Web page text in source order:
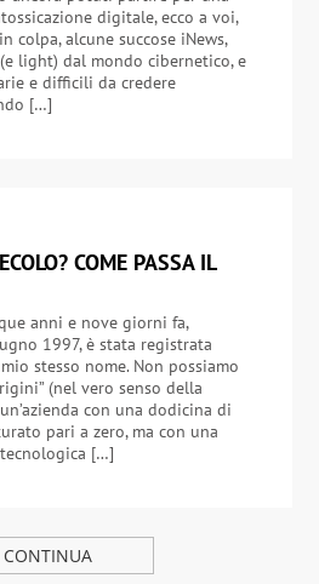
digitale, ecco a voi,
colpa, alcune succose iNews,
light) dal mondo cibernetico, e
e difficili da credere
[…]
COME PASSA IL
anni e nove giorni fa,
1997, è stata registrata
stesso nome. Non possiamo
(nel vero senso della
con una dodicina di
pari a zero, ma con una
[…]
CONTINUA